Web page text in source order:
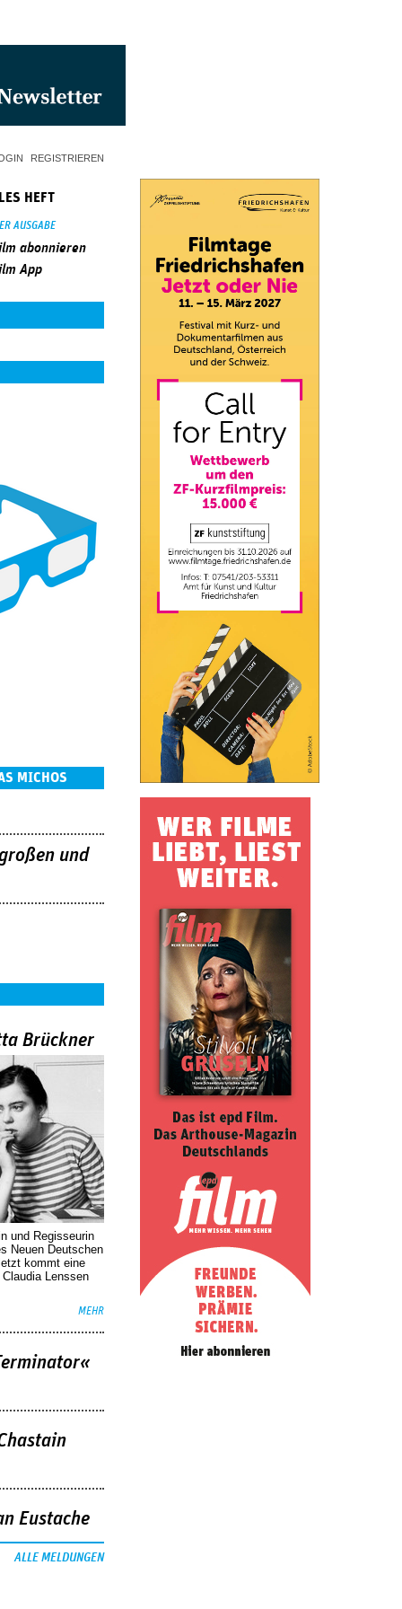
REGISTRIEREN
HEFT
AUSGABE
abonnieren
App
MICHOS
und
Brückner
und Regisseurin
Neuen Deutschen
kommt eine
Lenssen
MEHR
Eustache
ALLE MELDUNGEN